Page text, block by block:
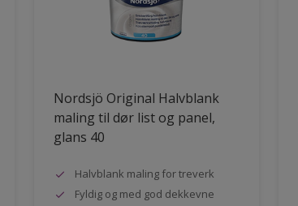
Nordsjö Original Halvblank
maling til dør list og panel,
glans 40
Halvblank maling for treverk
Fyldig og med god dekkevne